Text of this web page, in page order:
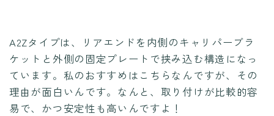
A2Zタイプは、リアエンドを内側のキャリパーブラ
ケットと外側の固定プレートで挟み込む構造になっ
ています。私のおすすめはこちらなんですが、その
理由が面白いんです。なんと、取り付けが比較的容
易で、かつ安定性も高いんですよ！